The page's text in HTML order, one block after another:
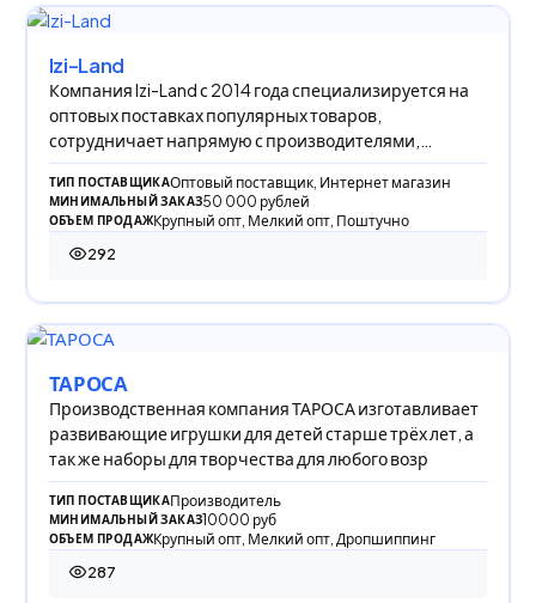
Izi-Land
Компания Izi-Land с 2014 года специализируется на
оптовых поставках популярных товаров,
сотрудничает напрямую с производителями,
обеспечивая
ТИП ПОСТАВЩИКАОптовый поставщик, Интернет магазин
МИНИМАЛЬНЫЙ ЗАКАЗ50 000 рублей
ОБЪЕМ ПРОДАЖКрупный опт, Мелкий опт, Поштучно
292
292 просмотра
ТАРОСА
Производственная компания ТАРОСА изготавливает
развивающие игрушки для детей старше трёх лет, а
так же наборы для творчества для любого возр
ТИП ПОСТАВЩИКАПроизводитель
МИНИМАЛЬНЫЙ ЗАКАЗ10000 руб
ОБЪЕМ ПРОДАЖКрупный опт, Мелкий опт, Дропшиппинг
287
287 просмотров